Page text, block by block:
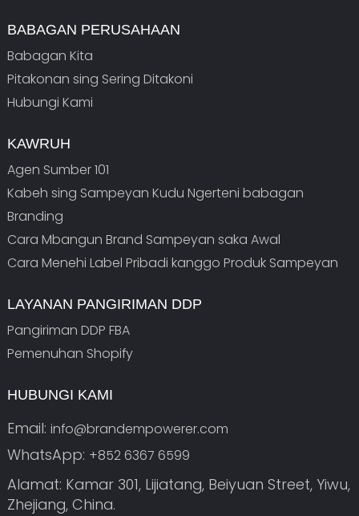
BABAGAN PERUSAHAAN
Babagan Kita
Pitakonan sing Sering Ditakoni
Hubungi Kami
KAWRUH
Agen Sumber 101
Kabeh sing Sampeyan Kudu Ngerteni babagan
Branding
Cara Mbangun Brand Sampeyan saka Awal
Cara Menehi Label Pribadi kanggo Produk Sampeyan
LAYANAN PANGIRIMAN DDP
Pangiriman DDP FBA
Pemenuhan Shopify
HUBUNGI KAMI
Email: info@brandempowerer.com
WhatsApp: +852 6367 6599
Alamat: Kamar 301, Lijiatang, Beiyuan Street, Yiwu,
Zhejiang, China.